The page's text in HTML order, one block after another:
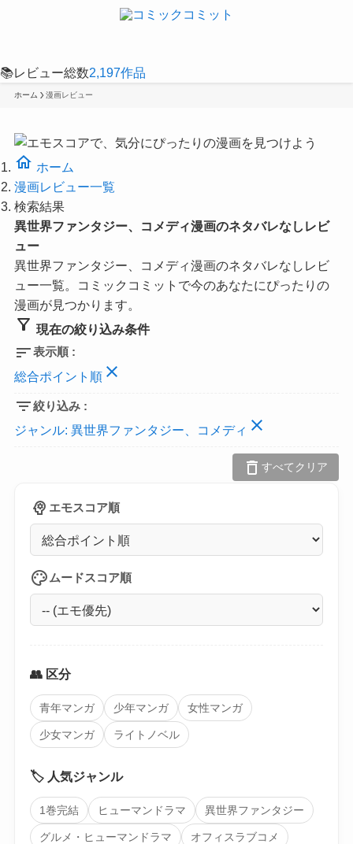
📚レビュー総数2,197作品
ホーム 漫画レビュー
home ホーム
漫画レビュー一覧
検索結果
異世界ファンタジー、コメディ漫画のネタバレなしレビ
ュー
異世界ファンタジー、コメディ漫画のネタバレなしレビ
ュー一覧。コミックコミットで今のあなたにぴったりの
漫画が見つかります。
filter_alt 現在の絞り込み条件
sort表示順 :
総合ポイント順close
filter_list絞り込み :
ジャンル: 異世界ファンタジー、コメディ close
deleteすべてクリア
psychology エモスコア順
paletteムードスコア順
👥 区分
青年マンガ 少年マンガ 女性マンガ
少女マンガ ライトノベル
🏷️ 人気ジャンル
1巻完結 ヒューマンドラマ 異世界ファンタジー
グルメ・ヒューマンドラマ オフィスラブコメ